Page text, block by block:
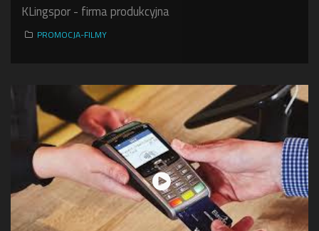
KLingspor - firma produkcyjna
PROMOCJA-FILMY